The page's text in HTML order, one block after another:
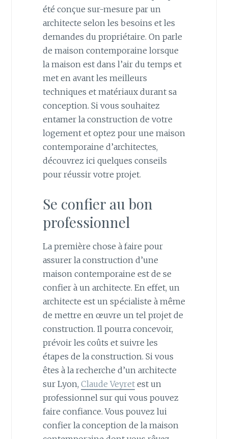
été conçue sur-mesure par un
architecte selon les besoins et les
demandes du propriétaire. On parle
de maison contemporaine lorsque
la maison est dans l’air du temps et
met en avant les meilleurs
techniques et matériaux durant sa
conception. Si vous souhaitez
entamer la construction de votre
logement et optez pour une maison
contemporaine d’architectes,
découvrez ici quelques conseils
pour réussir votre projet.
Se confier au bon
professionnel
La première chose à faire pour
assurer la construction d’une
maison contemporaine est de se
confier à un architecte. En effet, un
architecte est un spécialiste à même
de mettre en œuvre un tel projet de
construction. Il pourra concevoir,
prévoir les coûts et suivre les
étapes de la construction. Si vous
êtes à la recherche d’un architecte
sur Lyon, Claude Veyretest un
professionnel sur qui vous pouvez
faire confiance. Vous pouvez lui
confier la conception de la maison